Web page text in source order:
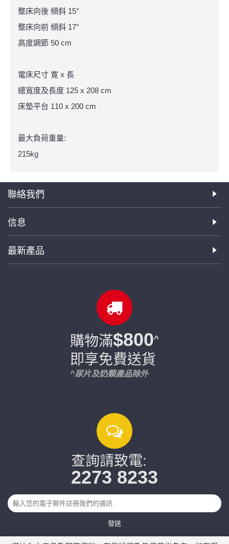
整床向後 傾斜 15°
整床向前 傾斜 17°
高度調節 50 cm
電床尺寸 寛 x 長
總寬度及長度 125 x 208 cm
床墊平台 110 x 200 cm
最大負荷重量:
215kg
聯絡我們
信息
最新產品
購物滿$800^
即享免費送貨
^尿片及奶類產品除外
查詢請致電:
2273 8233
發送